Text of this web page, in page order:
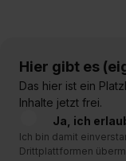
Hier gibt es
Das hier ist ein
Inhalte jetzt frei.
Ja, ich
Ich bin damit
Drittplattformen